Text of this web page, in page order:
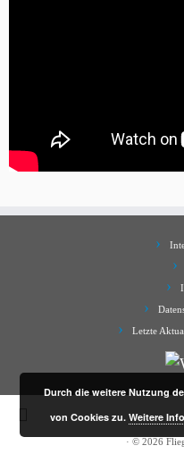
Letzte
· © 2026
Durch die weitere Nutzung
von Cookies zu.Weitere